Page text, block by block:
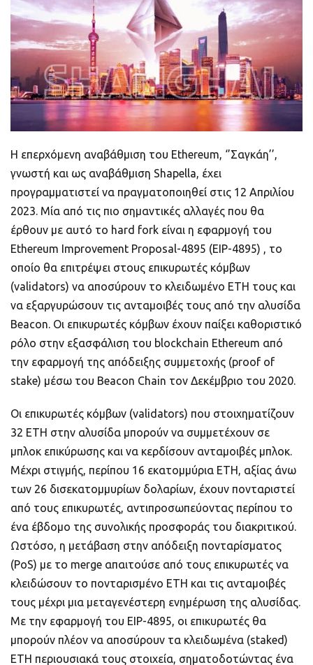
Η επερχόμενη αναβάθμιση του Ethereum, ‘’Σαγκάη’’,
γνωστή και ως αναβάθμιση Shapella, έχει
προγραμματιστεί να πραγματοποιηθεί στις 12 Απριλίου
2023. Μία από τις πιο σημαντικές αλλαγές που θα
έρθουν με αυτό το hard fork είναι η εφαρμογή του
Ethereum Improvement Proposal-4895 (EIP-4895) , το
οποίο θα επιτρέψει στους επικυρωτές κόμβων
(validators) να αποσύρουν το κλειδωμένο ETH τους και
να εξαργυρώσουν τις ανταμοιβές τους από την αλυσίδα
Beacon. Οι επικυρωτές κόμβων έχουν παίξει καθοριστικό
ρόλο στην εξασφάλιση του blockchain Ethereum από
την εφαρμογή της απόδειξης συμμετοχής (proof of
stake) μέσω του Beacon Chain τον Δεκέμβριο του 2020.
Οι επικυρωτές κόμβων (validators) που στοιχηματίζουν
32 ETH στην αλυσίδα μπορούν να συμμετέχουν σε
μπλοκ επικύρωσης και να κερδίσουν ανταμοιβές μπλοκ.
Μέχρι στιγμής, περίπου 16 εκατομμύρια ETH, αξίας άνω
των 26 δισεκατομμυρίων δολαρίων, έχουν πονταριστεί
από τους επικυρωτές, αντιπροσωπεύοντας περίπου το
ένα έβδομο της συνολικής προσφοράς του διακριτικού.
Ωστόσο, η μετάβαση στην απόδειξη πονταρίσματος
(PoS) με το merge απαιτούσε από τους επικυρωτές να
κλειδώσουν το πονταρισμένο ETH και τις ανταμοιβές
τους μέχρι μια μεταγενέστερη ενημέρωση της αλυσίδας.
Με την εφαρμογή του EIP-4895, οι επικυρωτές θα
μπορούν πλέον να αποσύρουν τα κλειδωμένα (staked)
ΕΤΗ περιουσιακά τους στοιχεία, σηματοδοτώντας ένα
ποιοτικό
Πορτοφόλια Κρυπτονομισμάτων
Metamask τι είναι και πως λειτουργεί αυτό
το πορτοφόλι;
Τι είναι τα NFTs
Νομοθεσία